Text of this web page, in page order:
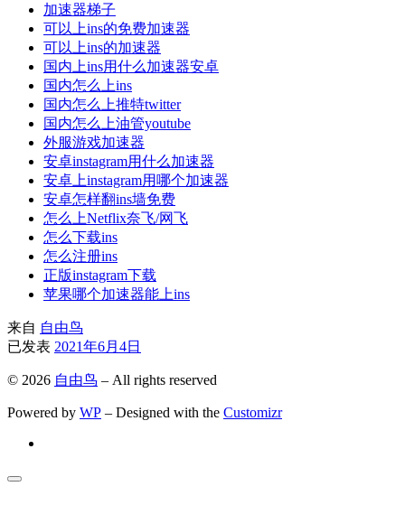
加速器梯子
可以上ins的免费加速器
可以上ins的加速器
国内上ins用什么加速器安卓
国内怎么上ins
国内怎么上推特twitter
国内怎么上油管youtube
外服游戏加速器
安卓instagram用什么加速器
安卓上instagram用哪个加速器
安卓怎样翻ins墙免费
怎么上Netflix奈飞/网飞
怎么下载ins
怎么注册ins
正版instagram下载
苹果哪个加速器能上ins
来自 自由鸟
已发表 2021年6月4日
© 2026 自由鸟 – All rights reserved
Powered by WP – Designed with the Customizr